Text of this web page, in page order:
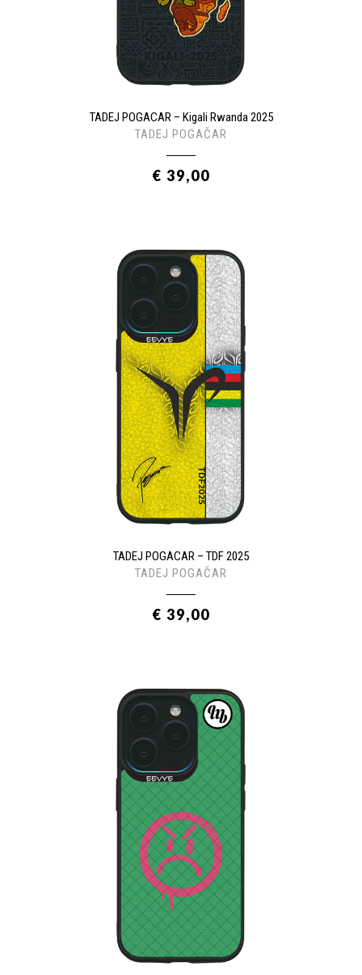
TADEJ POGACAR – Kigali Rwanda 2025
TADEJ POGAČAR
€ 39,00
TADEJ POGACAR – TDF 2025
TADEJ POGAČAR
€ 39,00